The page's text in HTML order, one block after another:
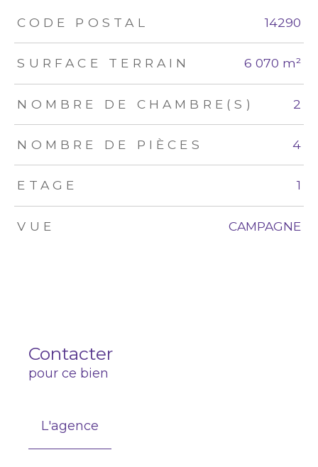
TRAD_ZEPHYR_Caracteristique TRAD_ZEPHYR_Valeurs
CODE POSTAL 14290
SURFACE TERRAIN 6 070 m²
NOMBRE DE CHAMBRE(S) 2
NOMBRE DE PIÈCES 4
ETAGE 1
VUE CAMPAGNE
Contacter
pour ce bien
L'agence